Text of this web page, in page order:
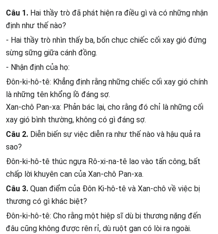
Câu 1. Hai thầy trò đã phát hiện ra điều gì và có những nhận
định như thế nào?
- Hai thầy trò nhìn thấy ba, bốn chục chiếc cối xay gió đứng
sừng sững giữa cánh đồng.
- Nhận định của họ:
Đôn-ki-hô-tê: Khẳng định rằng những chiếc cối xay gió chính
là những tên khổng lồ đáng sợ.
Xan-chô Pan-xa: Phản bác lại, cho rằng đó chỉ là những cối
xay gió bình thường, không có gì đáng sợ.
Câu 2. Diễn biến sự việc diễn ra như thế nào và hậu quả ra
sao?
Đôn-ki-hô-tê thúc ngựa Rô-xi-na-tê lao vào tấn công, bất
chấp lời khuyên can của Xan-chô Pan-xa.
Câu 3. Quan điểm của Đôn Ki-hô-tê và Xan-chô về việc bị
thương có gì khác biệt?
Đôn-ki-hô-tê: Cho rằng một hiệp sĩ dù bị thương nặng đến
đâu cũng không được rên rỉ, dù ruột gan có lòi ra ngoài.